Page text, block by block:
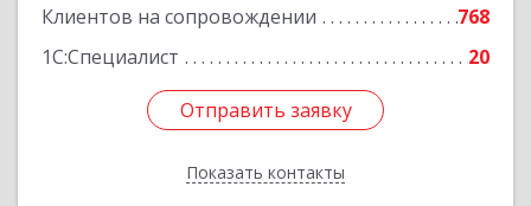
Клиентов на сопровождении
768
1С:Специалист
20
Отправить заявку
Показать контакты
Отправить заявку
Назад